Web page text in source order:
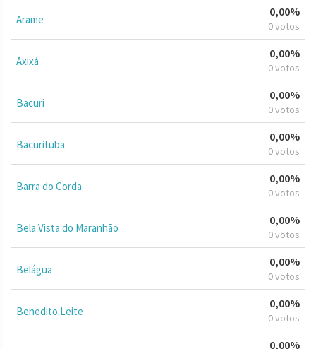
Arame
0,00%
0 votos
Axixá
0,00%
0 votos
Bacuri
0,00%
0 votos
Bacurituba
0,00%
0 votos
Barra do Corda
0,00%
0 votos
Bela Vista do Maranhão
0,00%
0 votos
Belágua
0,00%
0 votos
Benedito Leite
0,00%
0 votos
0,00%